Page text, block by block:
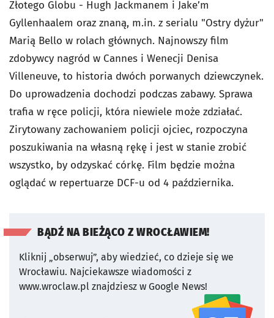
Złotego Globu - Hugh Jackmanem i Jake’m
Gyllenhaalem oraz znaną, m.in. z serialu "Ostry dyżur"
Marią Bello w rolach głównych. Najnowszy film
zdobywcy nagród w Cannes i Wenecji Denisa
Villeneuve, to historia dwóch porwanych dziewczynek.
Do uprowadzenia dochodzi podczas zabawy. Sprawa
trafia w ręce policji, która niewiele może zdziałać.
Zirytowany zachowaniem policji ojciec, rozpoczyna
poszukiwania na własną rękę i jest w stanie zrobić
wszystko, by odzyskać córkę. Film będzie można
oglądać w repertuarze DCF-u od 4 października.
BĄDŹ NA BIEŻĄCO Z WROCŁAWIEM!
Kliknij „obserwuj”, aby wiedzieć, co dzieje się we
Wrocławiu. Najciekawsze wiadomości z
www.wroclaw.pl znajdziesz w Google News!